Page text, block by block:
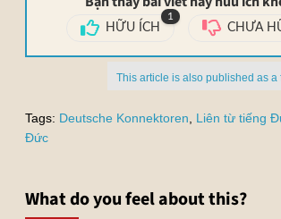
HỮU ÍCH
1
CHƯA
This article is also published as a
Tags: Deutsche Konnektoren Liên từ tiếng
Đức
What do you feel about this?